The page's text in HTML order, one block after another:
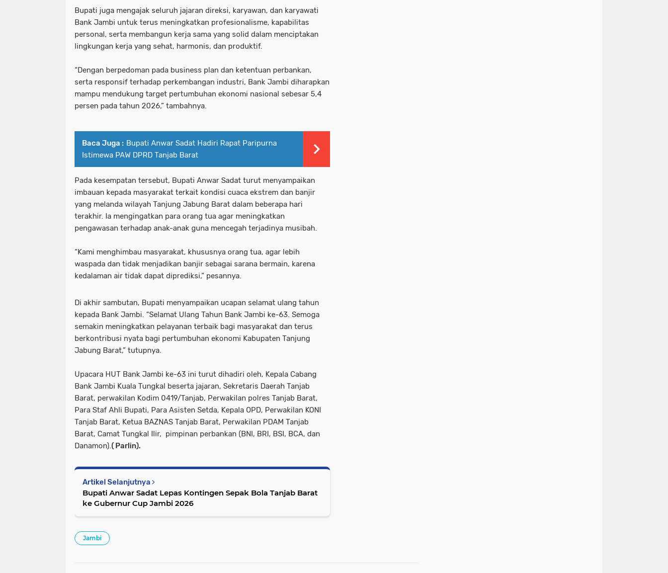
Bupati juga mengajak seluruh jajaran direksi, karyawan, dan karyawati
Bank Jambi untuk terus meningkatkan profesionalisme, kapabilitas
personal, serta membangun kerja sama yang solid dalam menciptakan
lingkungan kerja yang sehat, harmonis, dan produktif.
“Dengan berpedoman pada business plan dan ketentuan perbankan,
serta responsif terhadap perkembangan industri, Bank Jambi diharapkan
mampu mendukung target pertumbuhan ekonomi nasional sebesar 5,4
persen pada tahun 2026,” tambahnya.
Baca Juga : Bupati Anwar Sadat Hadiri Rapat Paripurna
Istimewa PAW DPRD Tanjab Barat
Pada kesempatan tersebut, Bupati Anwar Sadat turut menyampaikan
imbauan kepada masyarakat terkait kondisi cuaca ekstrem dan banjir
yang melanda wilayah Tanjung Jabung Barat dalam beberapa hari
terakhir. Ia mengingatkan para orang tua agar meningkatkan
pengawasan terhadap anak-anak guna mencegah terjadinya musibah.
“Kami menghimbau masyarakat, khususnya orang tua, agar lebih
waspada dan tidak menjadikan banjir sebagai sarana bermain, karena
kedalaman air tidak dapat diprediksi,” pesannya.
Di akhir sambutan, Bupati menyampaikan ucapan selamat ulang tahun
kepada Bank Jambi. “Selamat Ulang Tahun Bank Jambi ke-63. Semoga
semakin meningkatkan pelayanan terbaik bagi masyarakat dan terus
berkontribusi nyata bagi pertumbuhan ekonomi Kabupaten Tanjung
Jabung Barat,” tutupnya.
Upacara HUT Bank Jambi ke-63 ini turut dihadiri oleh, Kepala Cabang
Bank Jambi Kuala Tungkal beserta jajaran, Sekretaris Daerah Tanjab
Barat, perwakilan Kodim 0419/Tanjab, Perwakilan polres Tanjab Barat,
Para Staf Ahli Bupati, Para Asisten Setda, Kepala OPD, Perwakilan KONI
Tanjab Barat, Ketua BAZNAS Tanjab Barat, Perwakilan PDAM Tanjab
Barat, Camat Tungkal Ilir, pimpinan perbankan (BNI, BRI, BSI, BCA, dan
Danamon).( Parlin).
Artikel Selanjutnya
Bupati Anwar Sadat Lepas Kontingen Sepak Bola Tanjab Barat
ke Gubernur Cup Jambi 2026
Jambi